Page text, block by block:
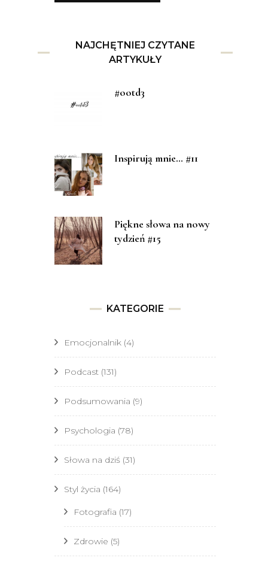
NAJCHĘTNIEJ CZYTANE
ARTYKUŁY
#ootd3
Inspirują mnie… #11
Piękne słowa na nowy
tydzień #15
KATEGORIE
Emocjonalnik (4)
Podcast (131)
Podsumowania (9)
Psychologia (78)
Słowa na dziś (31)
Styl życia (164)
Fotografia (17)
Zdrowie (5)